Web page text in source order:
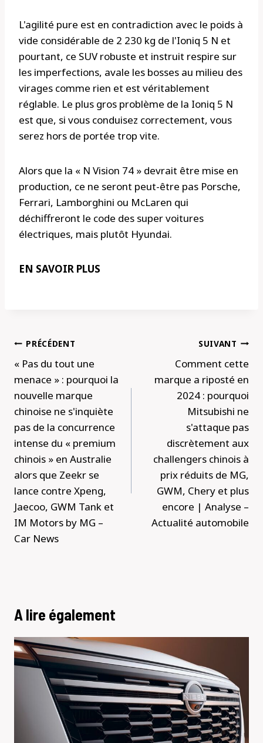
L'agilité pure est en contradiction avec le poids à
vide considérable de 2 230 kg de l'Ioniq 5 N et
pourtant, ce SUV robuste et instruit respire sur
les imperfections, avale les bosses au milieu des
virages comme rien et est véritablement
réglable. Le plus gros problème de la Ioniq 5 N
est que, si vous conduisez correctement, vous
serez hors de portée trop vite.
Alors que la « N Vision 74 » devrait être mise en
production, ce ne seront peut-être pas Porsche,
Ferrari, Lamborghini ou McLaren qui
déchiffreront le code des super voitures
électriques, mais plutôt Hyundai.
EN SAVOIR PLUS
Navigation
de
l’article
PRÉCÉDENT
« Pas du tout une
menace » : pourquoi la
nouvelle marque
chinoise ne s'inquiète
pas de la concurrence
intense du « premium
chinois » en Australie
alors que Zeekr se
lance contre Xpeng,
Jaecoo, GWM Tank et
IM Motors by MG –
Car News
SUIVANT
Comment cette
marque a riposté en
2024 : pourquoi
Mitsubishi ne
s'attaque pas
discrètement aux
challengers chinois à
prix réduits de MG,
GWM, Chery et plus
encore | Analyse –
Actualité automobile
A lire également